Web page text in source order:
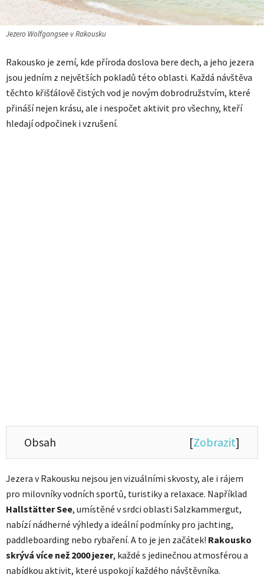
Jezero Wolfgangsee v Rakousku
Rakousko je zemí, kde příroda doslova bere dech, a jeho jezera
jsou jedním z největších pokladů této oblasti. Každá návštěva
těchto křišťálově čistých vod je novým dobrodružstvím, které
přináší nejen krásu, ale i nespočet aktivit pro všechny, kteří
hledají odpočinek i vzrušení.
Obsah [Zobrazit]
Jezera v Rakousku nejsou jen vizuálními skvosty, ale i rájem
pro milovníky vodních sportů, turistiky a relaxace. Například
Hallstätter See, umístěné v srdci oblasti Salzkammergut,
nabízí nádherné výhledy a ideální podmínky pro jachting,
paddleboarding nebo rybaření. A to je jen začátek! Rakousko
skrývá více než 2000 jezer, každé s jedinečnou atmosférou a
nabídkou aktivit, které uspokojí každého návštěvníka.